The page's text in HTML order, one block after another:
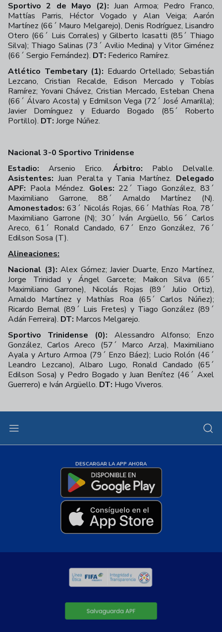
Sportivo 2 de Mayo (2): Juan Armoa; Pedro Franco,
Mattías Parris, Héctor Vogado y Alan Veiga; Aarón
Martínez (66´ Mauro Melgarejo), Denis Rodríguez, Lisandro
Otero (66´ Luis Corrales) y Gilberto Icasatti (85´ Thiago
Silva); Thiago Salinas (73´ Avilio Medina) y Vitor Giménez
(66´ Sergio Fernández). DT: Federico Ramírez.
Atlético Tembetary (1): Eduardo Ortellado; Sebastián
Lezcano, Cristian Recalde, Edison Mercado y Tobías
Ramírez; Yovani Chávez, Cristian Mercado, Esteban Chena
(66´ Álvaro Acosta) y Edmilson Vega (72´ José Amarilla);
Javier Domínguez y Eduardo Bogado (85´ Roberto
Portillo). DT: Jorge Núñez.
Nacional 3-0 Sportivo Trinidense
Estadio: Arsenio Erico. Árbitro: Pablo Delvalle.
Asistentes: Juan Peralta y Tania Martínez. Delegado
APF: Paola Méndez. Goles: 22´ Tiago González, 83´
Maximiliano Garrone, 88´ Arnaldo Martínez (N).
Amonestados: 63´ Nicolás Rojas, 66´ Mathías Roa, 78´
Maximiliano Garrone (N); 30´ Iván Argüello, 56´ Carlos
Areco, 61´ Ronald Candado, 67´ Enzo González, 76´
Edilson Sosa (T).
Alineaciones:
Nacional (3): Alex Gómez; Javier Duarte, Enzo Martínez,
Jorge Trinidad y Ángel Garcete; Maikon Silva (65´
Maximiliano Garrone), Nicolás Rojas (89´ Julio Ortiz),
Arnaldo Martínez y Mathías Roa (65´ Carlos Núñez);
Ricardo Bernal (89´ Luis Fretes) y Tiago González (89´
Adán Ferreira). DT: Marcos Melgarejo.
Sportivo Trinidense (0): Alessandro Alfonso; Enzo
González, Carlos Areco (57´ Marco Arza), Maximiliano
Ayala y Arturo Armoa (79´ Enzo Báez); Lucio Rolón (46´
Leandro Lezcano), Albaro Lugo, Ronald Candado (65´
Edilson Sosa) y Pedro Bogado y Juan Benítez (46´ Axel
Guerrero) e Iván Argüello. DT: Hugo Viveros.
DESCARGAR LA APP AHORA